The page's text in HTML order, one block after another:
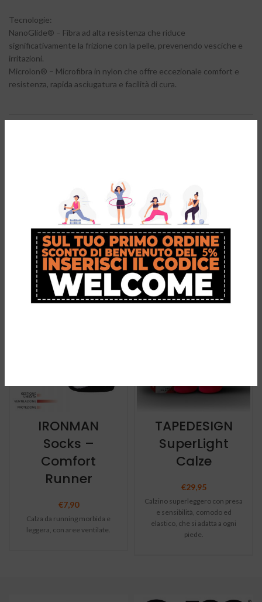
Tecnologie:
NanoGlide® – Fibra ad alta resistenza che riduce
significativamente la frizione con la pelle, prevenendo vesciche e
irritazioni.
Microlon® – Microfibra in nylon che offre eccezionale comfort e
resistenza, rapida asciugatura e facilità di cura.
RESO & CAMBIO GRATUITO
PRODOTTI CORRELATI
IRONMAN
Socks –
Comfort
Runner
€7,90
Calza da running morbida e
leggera, con aree ventilate.
TAPEDESIGN
SuperLight
Calze
€29,95
Calzino superleggero con presa
e sensibilità, comodo ed
elastico, che si adatta a ogni
piede.